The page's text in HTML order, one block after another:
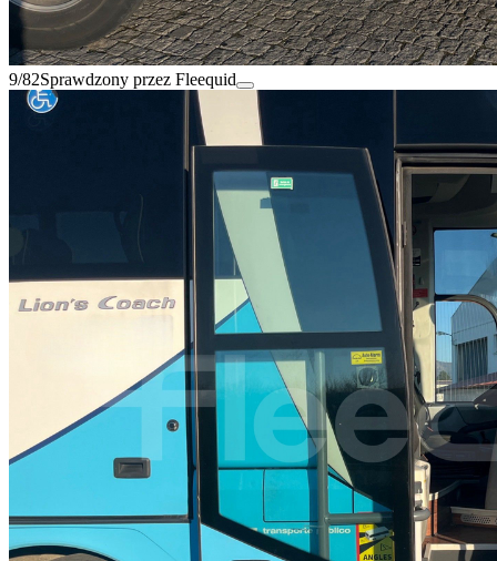
9/82Sprawdzony przez Fleequid